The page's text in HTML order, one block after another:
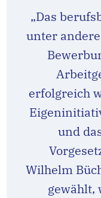
„Das
unter
erfolgreich
und
Wilhelm
gewählt,